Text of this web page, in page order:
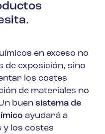
en exceso no
de exposición, sino
los costes
de materiales no
buen sistema de
ayudará a
y los costes